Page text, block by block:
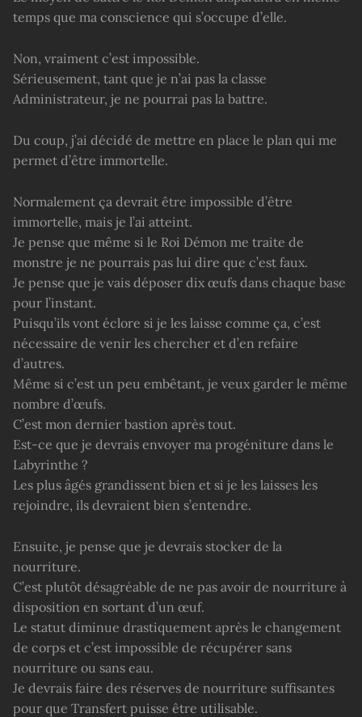
temps que ma conscience qui s’occupe d’elle.
Non, vraiment c’est impossible.
Sérieusement, tant que je n’ai pas la classe
Administrateur, je ne pourrai pas la battre.
Du coup, j’ai décidé de mettre en place le plan qui me
permet d’être immortelle.
Normalement ça devrait être impossible d’être
immortelle, mais je l’ai atteint.
Je pense que même si le Roi Démon me traite de
monstre je ne pourrais pas lui dire que c’est faux.
Je pense que je vais déposer dix œufs dans chaque base
pour l’instant.
Puisqu’ils vont éclore si je les laisse comme ça, c’est
nécessaire de venir les chercher et d’en refaire
d’autres.
Même si c’est un peu embêtant, je veux garder le même
nombre d’œufs.
C’est mon dernier bastion après tout.
Est-ce que je devrais envoyer ma progéniture dans le
Labyrinthe ?
Les plus âgés grandissent bien et si je les laisses les
rejoindre, ils devraient bien s’entendre.
Ensuite, je pense que je devrais stocker de la
nourriture.
C’est plutôt désagréable de ne pas avoir de nourriture à
disposition en sortant d’un œuf.
Le statut diminue drastiquement après le changement
de corps et c’est impossible de récupérer sans
nourriture ou sans eau.
Je devrais faire des réserves de nourriture suffisantes
pour que Transfert puisse être utilisable.